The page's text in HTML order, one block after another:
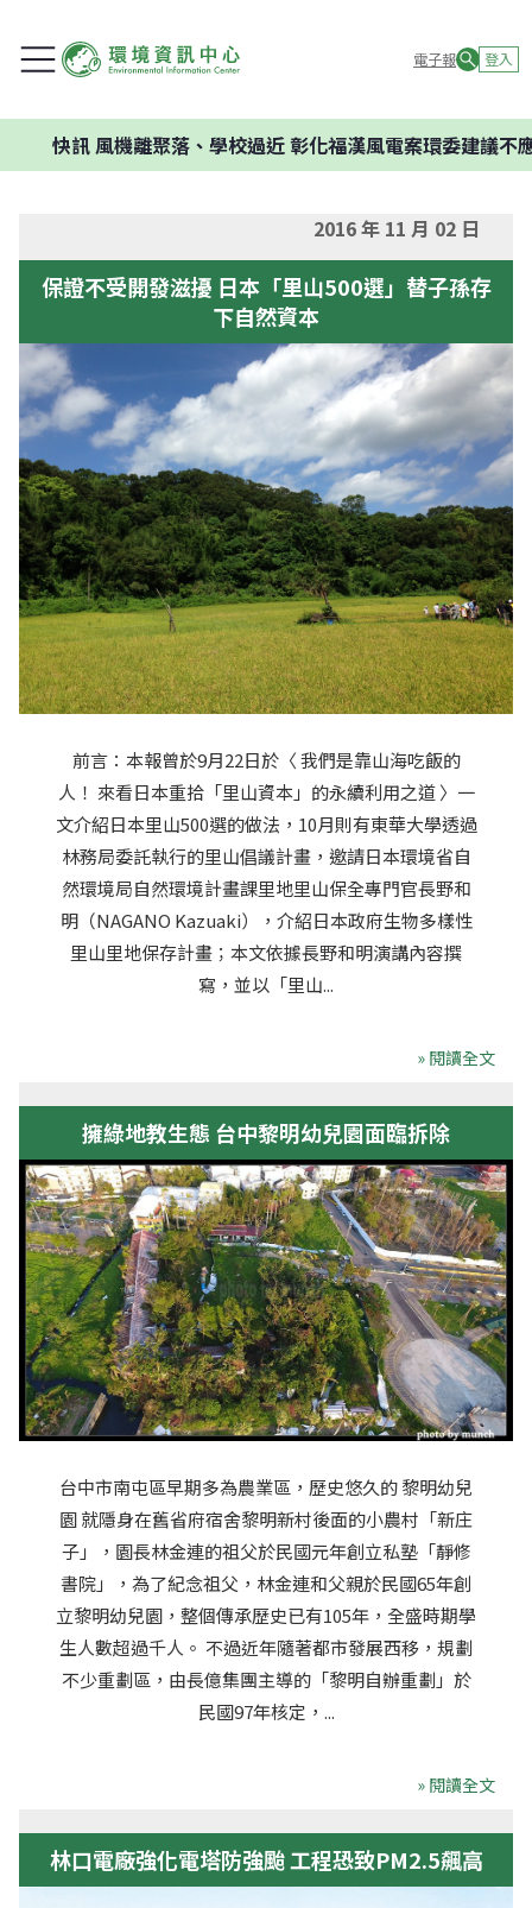
電子報 登入
風機離聚落、學校過近 彰化福漢風電案環委建議不應開發
2016 年 11 月 02 日
保證不受開發滋擾 日本「里山500選」替子孫存
下自然資本
前言：本報曾於9月22日於〈 我們是靠山海吃飯的
人！ 來看日本重拾「里山資本」的永續利用之道 〉一
文介紹日本里山500選的做法，10月則有東華大學透過
林務局委託執行的里山倡議計畫，邀請日本環境省自
然環境局自然環境計畫課里地里山保全專門官長野和
明（NAGANO Kazuaki），介紹日本政府生物多樣性
里山里地保存計畫；本文依據長野和明演講內容撰
寫，並以「里山...
» 閱讀全文
擁綠地教生態 台中黎明幼兒園面臨拆除
台中市南屯區早期多為農業區，歷史悠久的 黎明幼兒
園 就隱身在舊省府宿舍黎明新村後面的小農村「新庄
子」，園長林金連的祖父於民國元年創立私塾「靜修
書院」，為了紀念祖父，林金連和父親於民國65年創
立黎明幼兒園，整個傳承歷史已有105年，全盛時期學
生人數超過千人。 不過近年隨著都市發展西移，規劃
不少重劃區，由長億集團主導的「黎明自辦重劃」於
民國97年核定，...
» 閱讀全文
林口電廠強化電塔防強颱 工程恐致PM2.5飆高